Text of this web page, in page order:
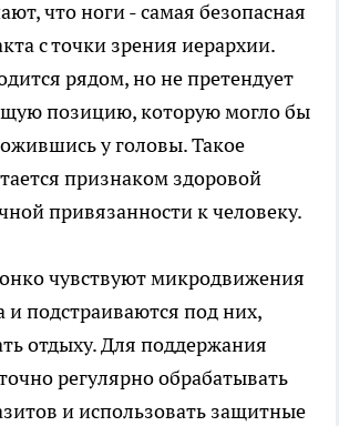
что ноги - самая безопасная
с точки зрения иерархии.
рядом, но не претендует
позицию, которую могло бы
у головы. Такое
признаком здоровой
привязанности к человеку.
чувствуют микродвижения
и подстраиваются под них,
отдыху. Для поддержания
регулярно обрабатывать
и использовать защитные